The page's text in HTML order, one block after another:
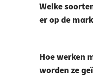
Welke
er op de
Hoe werken
worden ze